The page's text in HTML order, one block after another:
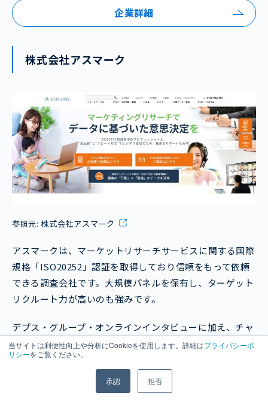
当サイトは利便性向上や分析にCookieを使用します。詳細はプライバシーポ
リシーをご覧ください。
承認 拒否
企業詳細
株式会社アスマーク
参照元: 株式会社アスマーク
アスマークは、マーケットリサーチサービスに関する国際
規格「ISO20252」認証を取得しており信頼をもって依頼
できる調査会社です。大規模パネルを保有し、ターゲット
リクルート力が高いのも強みです。
デプス・グループ・オンラインインタビューに加え、チャ
ット調査やミラールーム機能搭載調査ツールも充実してい
ます。